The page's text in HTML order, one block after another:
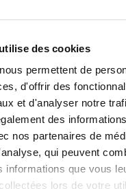
des cookies
permettent de
d'offrir des
et d'analyser notre
des
nos partenaires de
qui peuvent
informations que vous
lors de votre
Soumettre
LIÉS